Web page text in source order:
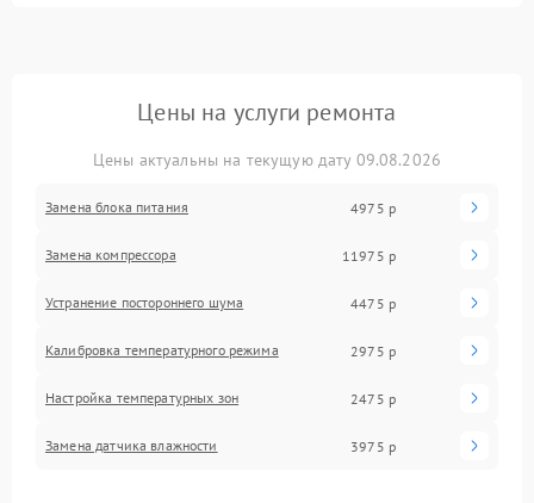
Цены на услуги ремонта
Цены актуальны на текущую дату 09.08.2026
Замена блока питания 4975 р
Замена компрессора 11975 р
Устранение постороннего шума 4475 р
Калибровка температурного режима 2975 р
Настройка температурных зон 2475 р
Замена датчика влажности 3975 р